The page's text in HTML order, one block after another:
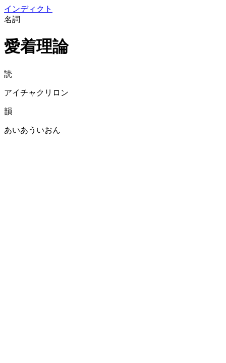
インディクト
名詞
愛着理論
読
アイチャクリロン
韻
あいあういおん